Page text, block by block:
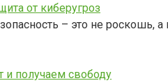
от киберугроз
– это не роскошь, а
и получаем свободу